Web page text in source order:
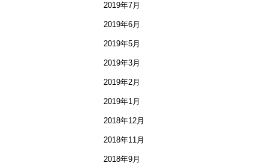
2019年7月
2019年6月
2019年5月
2019年3月
2019年2月
2019年1月
2018年12月
2018年11月
2018年9月